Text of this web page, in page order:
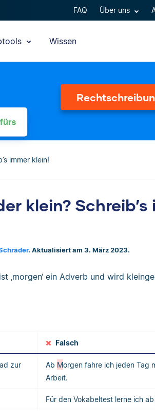
FAQ Über uns
Wissen
immer klein!
klein? Schreib’s
. Aktualisiert am 3. März 2023.
‚morgen‘ ein Adverb und wird
Falsch
zur
Ab Morgen fahre ich jeden Tag
Arbeit.
Für den Vokabeltest lerne ich ab